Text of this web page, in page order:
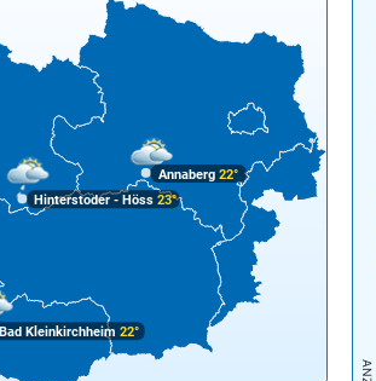
Hinterstoder - Höss 23°
Bad Kleinkirchheim 22°
Annaberg22°